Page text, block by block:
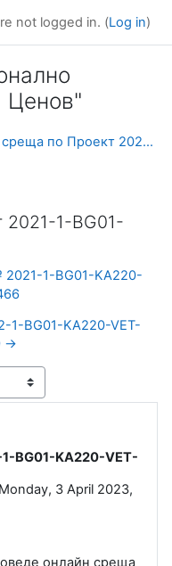
not logged in. (Log in)
Ценов"
Онлайн среща по Проект 2021-1-BG01-KA220-VET-00003480
1-BG01-
1-BG01-KA220-
1-BG01-KA220-VET-
→
BG01-KA220-VET-
Monday, 3 April 2023,
онлайн среща